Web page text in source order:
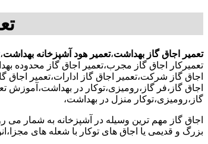
تعمیر اجاق گاز بهداشت،تعمیر هود آشپزخانه بهداشت،
تعمیرکار اجاق گاز مجرب،تعمیر اجاق گاز محدوده
اجاق گاز شرکت،تعمیر اجاق گاز ادارات،تعمیر
اجاق گاز،فر گاز،رومیزی،توکار در بهداشت،آموزش
گاز،رومیزی،توکار منزل در بهداشت،
اجاق گاز مهم ترین وسیله در آشپزخانه به شمار می
بزرگ و قدیمی یا اجاق های توکار با شعله های